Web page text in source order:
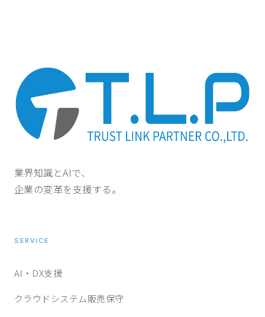
業界知識とAIで、
企業の変革を支援する。
SERVICE
AI・DX支援
クラウドシステム販売保守